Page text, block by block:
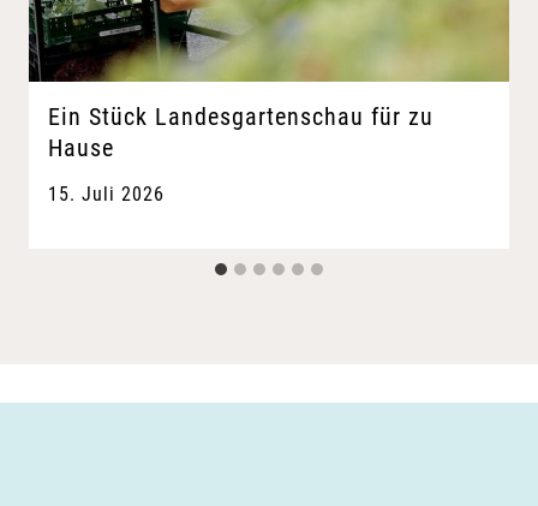
Ein Stück Landesgartenschau für zu
Hause
15. Juli 2026